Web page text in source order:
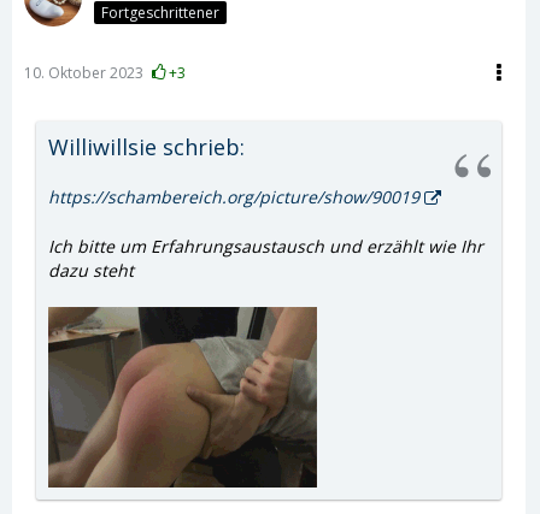
Fortgeschrittener
10. Oktober 2023 +3
Williwillsie schrieb:
https://schambereich.org/picture/show/90019
Ich bitte um Erfahrungsaustausch und erzählt wie Ihr
dazu steht